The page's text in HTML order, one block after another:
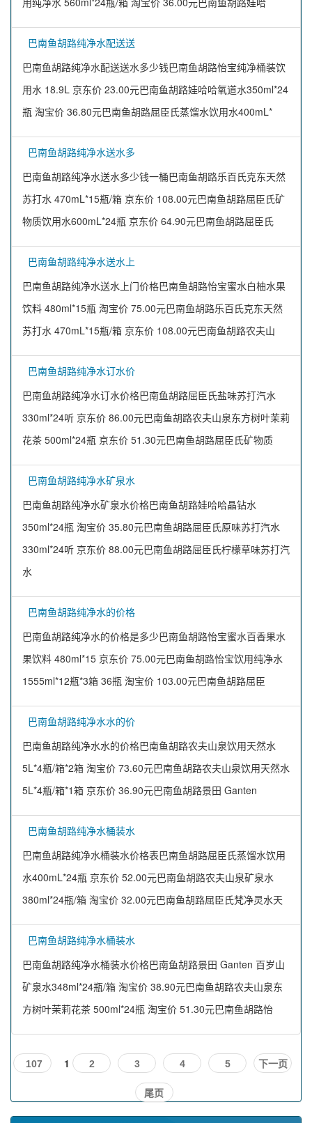
巴南鱼胡路纯净水配送送
巴南鱼胡路纯净水配送送水多少钱巴南鱼胡路怡宝纯净桶装饮
用水 18.9L 京东价 23.00元巴南鱼胡路娃哈哈氧道水350ml*24
瓶 淘宝价 36.80元巴南鱼胡路屈臣氏蒸馏水饮用水400mL*
巴南鱼胡路纯净水送水多
巴南鱼胡路纯净水送水多少钱一桶巴南鱼胡路乐百氏克东天然
苏打水 470mL*15瓶/箱 京东价 108.00元巴南鱼胡路屈臣氏矿
物质饮用水600mL*24瓶 京东价 64.90元巴南鱼胡路屈臣氏
巴南鱼胡路纯净水送水上
巴南鱼胡路纯净水送水上门价格巴南鱼胡路怡宝蜜水白柚水果
饮料 480ml*15瓶 淘宝价 75.00元巴南鱼胡路乐百氏克东天然
苏打水 470mL*15瓶/箱 京东价 108.00元巴南鱼胡路农夫山
巴南鱼胡路纯净水订水价
巴南鱼胡路纯净水订水价格巴南鱼胡路屈臣氏盐味苏打汽水
330ml*24听 京东价 86.00元巴南鱼胡路农夫山泉东方树叶茉莉
花茶 500ml*24瓶 京东价 51.30元巴南鱼胡路屈臣氏矿物质
巴南鱼胡路纯净水矿泉水
巴南鱼胡路纯净水矿泉水价格巴南鱼胡路娃哈哈晶钻水
350ml*24瓶 淘宝价 35.80元巴南鱼胡路屈臣氏原味苏打汽水
330ml*24听 京东价 88.00元巴南鱼胡路屈臣氏柠檬草味苏打汽
水
巴南鱼胡路纯净水的价格
巴南鱼胡路纯净水的价格是多少巴南鱼胡路怡宝蜜水百香果水
果饮料 480ml*15 京东价 75.00元巴南鱼胡路怡宝饮用纯净水
1555ml*12瓶*3箱 36瓶 淘宝价 103.00元巴南鱼胡路屈臣
巴南鱼胡路纯净水水的价
巴南鱼胡路纯净水水的价格巴南鱼胡路农夫山泉饮用天然水
5L*4瓶/箱*2箱 淘宝价 73.60元巴南鱼胡路农夫山泉饮用天然水
5L*4瓶/箱*1箱 京东价 36.90元巴南鱼胡路景田 Ganten
巴南鱼胡路纯净水桶装水
巴南鱼胡路纯净水桶装水价格表巴南鱼胡路屈臣氏蒸馏水饮用
水400mL*24瓶 京东价 52.00元巴南鱼胡路农夫山泉矿泉水
380ml*24瓶/箱 淘宝价 32.00元巴南鱼胡路屈臣氏梵净灵水天
巴南鱼胡路纯净水桶装水
巴南鱼胡路纯净水桶装水价格巴南鱼胡路景田 Ganten 百岁山
矿泉水348ml*24瓶/箱 淘宝价 38.90元巴南鱼胡路农夫山泉东
方树叶茉莉花茶 500ml*24瓶 淘宝价 51.30元巴南鱼胡路怡
107 1 2 3 4 5 下一页
尾页